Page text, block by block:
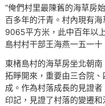
“俺們村里最陳舊的海草房
百多年的汗青。村內現有
9065平方米，此中百年以
島村村干部王海燕一五一十
東楮島村的海草房坐北朝
拓睜開來，重要由三合院
成。作為村落成長的見證
印記，見證了村落的變遷和